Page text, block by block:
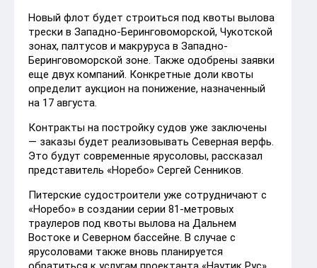
Новый флот будет строиться под квоты вылова
трески в Западно-Беринговоморской, Чукотской
зонах, палтусов и макруруса в Западно-
Беринговоморской зоне. Также одобрены заявки
еще двух компаний. Конкретные доли квоты
определит аукцион на понижение, назначенный
на 17 августа.
Контракты на постройку судов уже заключены
— заказы будет реализовывать Северная верфь.
Это будут современные ярусоловы, рассказал
представитель «Норебо» Сергей Сенников.
Питерские судостроители уже сотрудничают с
«Норебо» в создании серии 81-метровых
траулеров под квоты вылова на Дальнем
Востоке и Северном бассейне. В случае с
ярусоловами также вновь планируется